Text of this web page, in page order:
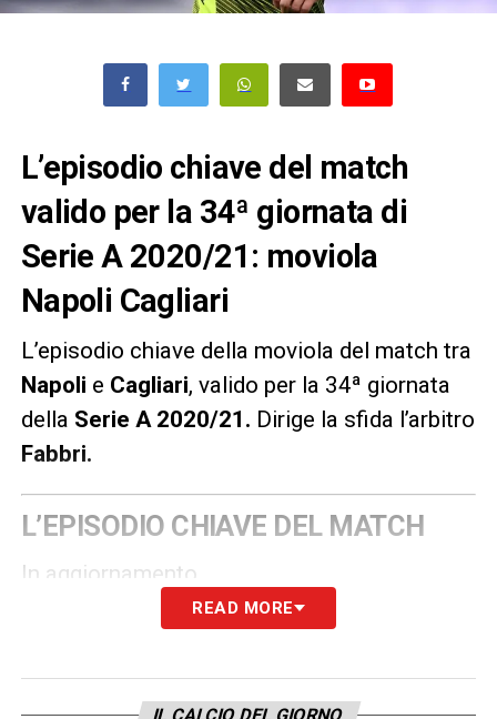
L’episodio chiave del match
valido per la 34ª giornata di
Serie A 2020/21: moviola
Napoli Cagliari
L’episodio chiave della moviola del match tra
Napoli e Cagliari, valido per la 34ª giornata
della Serie A 2020/21 . Dirige la sfida l’arbitro
Fabbri.
L’EPISODIO CHIAVE DEL MATCH
In aggiornamento.
READ MORE
IL CALCIO DEL GIORNO